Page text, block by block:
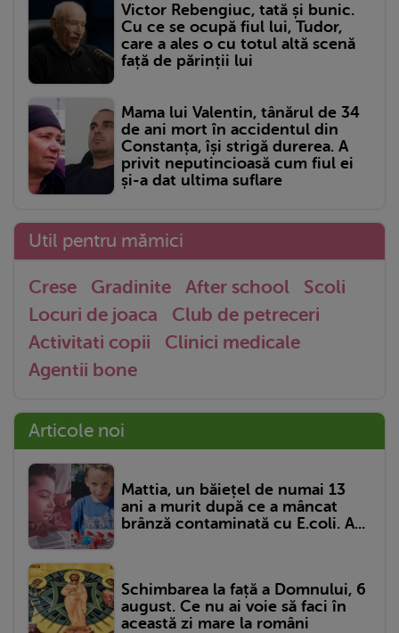
Victor Rebengiuc, tată și bunic.
Cu ce se ocupă fiul lui, Tudor,
care a ales o cu totul altă scenă
față de părinții lui
Mama lui Valentin, tânărul de 34
de ani mort în accidentul din
Constanța, își strigă durerea. A
privit neputincioasă cum fiul ei
și-a dat ultima suflare
Util pentru mămici
Crese Gradinite After school
Scoli
Locuri de joaca
Club de petreceri
Activitati copii
Clinici medicale
Agentii bone
Articole noi
Mattia, un băiețel de numai 13
ani a murit după ce a mâncat
brânză contaminată cu E.coli. A...
Schimbarea la față a Domnului, 6
august. Ce nu ai voie să faci în
această zi mare la români